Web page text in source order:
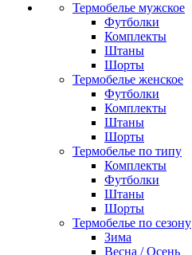
Термобелье мужское
Футболки
Комплекты
Штаны
Шорты
Термобелье женское
Футболки
Комплекты
Штаны
Шорты
Термобелье по типу
Комплекты
Футболки
Штаны
Шорты
Термобелье по сезону
Зима
Весна / Осень